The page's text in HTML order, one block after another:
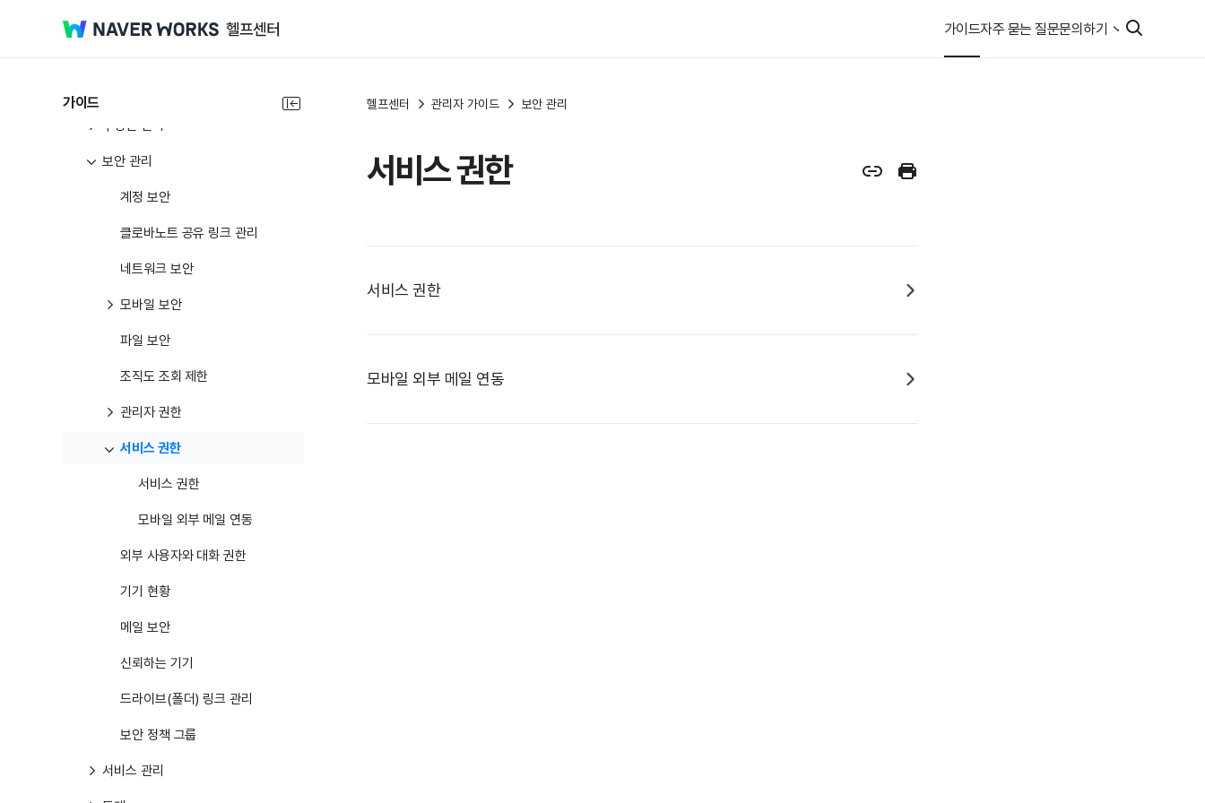
가이드자주 묻는 질문문의하기
가이드
기본환경
구성원 관리
보안 관리
계정 보안
클로바노트 공유 링크 관리
네트워크 보안
모바일 보안
파일 보안
조직도 조회 제한
관리자 권한
서비스 권한
서비스 권한
모바일 외부 메일 연동
외부 사용자와 대화 권한
기기 현황
메일 보안
신뢰하는 기기
드라이브(폴더) 링크 관리
보안 정책 그룹
서비스 관리
헬프센터 관리자 가이드 보안 관리
서비스 권한
서비스 권한
모바일 외부 메일 연동